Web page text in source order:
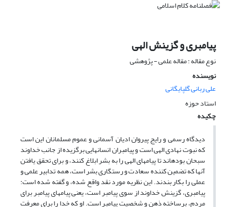
پیامبری و گزینش الهی
نوع مقاله : مقاله علمی - پژوهشی
نویسنده
علی ربانی گلپایگانی
استاد حوزه
چکیده
دیدگاه رسمی و رایج پیروان ادیان آسمانی و عموم مسلمانان این است
که نبوت نهادی الهی است و پیامبران انسان‏هایی برگزیده از جانب خداوند
سبحان بوده‏اند تا پیام‎های الهی را به بشر ابلاغ کنند، و برای تحقق یافتن
آنها که تضمین کننده سعادت و رستگاری بشر است، همه تدابیر علمی و
عملی را بکار بندند. این نظریه مورد نقد واقع شده، و گفته شده است:
پیامبری، گزینش خداوند از سوی پیامبر است، یعنی پیام‏های پیامبر برای
مردم، برساخته ذهن و شخصیت پیامبر است. او که خدا را برای معرفت